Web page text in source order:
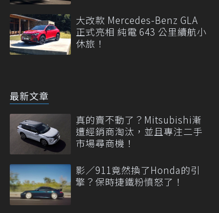
大改款 Mercedes-Benz GLA
正式亮相 純電 643 公里續航小
休旅！
最新文章
真的賣不動了？Mitsubishi漸
遭經銷商淘汰，並且專注二手
市場尋商機！
影／911竟然換了Honda的引
擎？保時捷鐵粉憤怒了！